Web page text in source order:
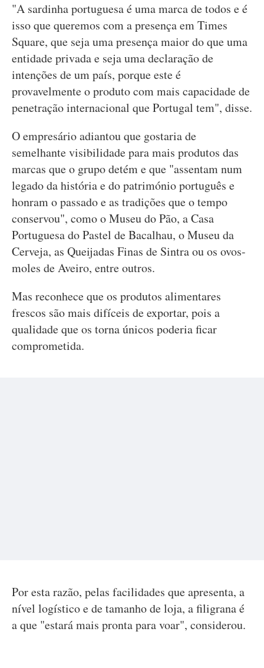
"A sardinha portuguesa é uma marca de todos e é
isso que queremos com a presença em Times
Square, que seja uma presença maior do que uma
entidade privada e seja uma declaração de
intenções de um país, porque este é
provavelmente o produto com mais capacidade de
penetração internacional que Portugal tem", disse.
O empresário adiantou que gostaria de
semelhante visibilidade para mais produtos das
marcas que o grupo detém e que "assentam num
legado da história e do património português e
honram o passado e as tradições que o tempo
conservou", como o Museu do Pão, a Casa
Portuguesa do Pastel de Bacalhau, o Museu da
Cerveja, as Queijadas Finas de Sintra ou os ovos-
moles de Aveiro, entre outros.
Mas reconhece que os produtos alimentares
frescos são mais difíceis de exportar, pois a
qualidade que os torna únicos poderia ficar
comprometida.
Por esta razão, pelas facilidades que apresenta, a
nível logístico e de tamanho de loja, a filigrana é
a que "estará mais pronta para voar", considerou.